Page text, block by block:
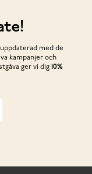
med de
kampanjer och
ger vi dig10%